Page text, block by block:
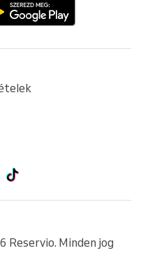
Reservio. Minden jog